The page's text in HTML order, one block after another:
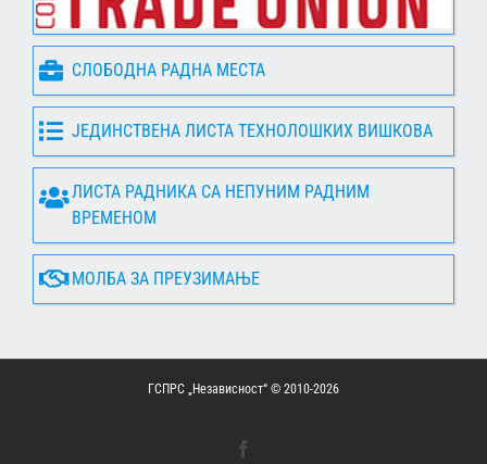
СЛОБОДНА РАДНА МЕСТА
ЈЕДИНСТВЕНА ЛИСТА ТЕХНОЛОШКИХ ВИШКОВА
ЛИСТА РАДНИКА СА НЕПУНИМ РАДНИМ
ВРЕМЕНОМ
МОЛБА ЗА ПРЕУЗИМАЊЕ
ГСПРС „Независност“ © 2010-2026